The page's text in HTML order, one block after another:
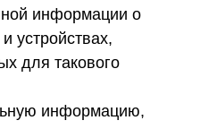
информации о
устройствах,
для такового
информацию,